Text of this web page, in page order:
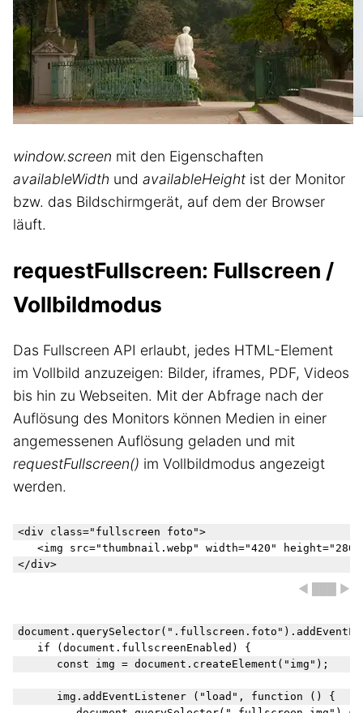
window.screen mit den Eigenschaften
availableWidth und availableHeight ist der Monitor
bzw. das Bildschirmgerät, auf dem der Browser
läuft.
requestFullscreen: Fullscreen /
Vollbildmodus
Das Fullscreen API erlaubt, jedes HTML-Element
im Vollbild anzuzeigen: Bilder, iframes, PDF, Videos
bis hin zu Webseiten. Mit der Abfrage nach der
Auflösung des Monitors können Medien in einer
angemessenen Auflösung geladen und mit
requestFullscreen() im Vollbildmodus angezeigt
werden.
<div class="fullscreen foto">
◀ ███ ▶